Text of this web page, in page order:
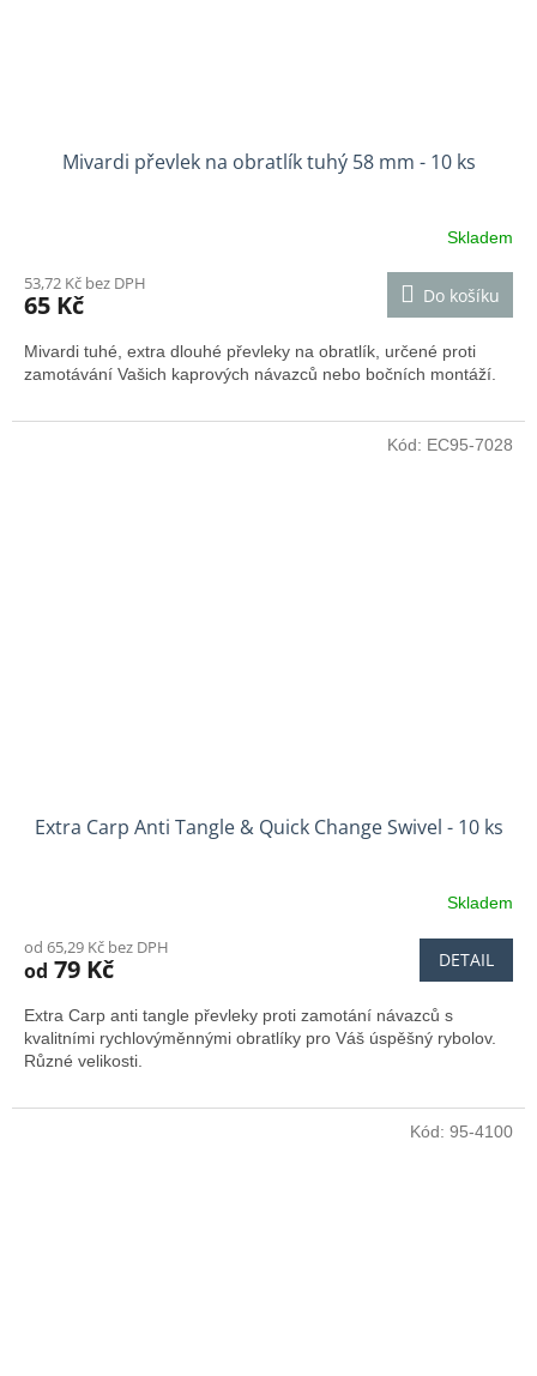
Mivardi převlek na obratlík tuhý 58 mm - 10 ks
Skladem
53,72 Kč bez DPH
65 Kč Do košíku
Mivardi tuhé, extra dlouhé převleky na obratlík, určené proti
zamotávání Vašich kaprových návazců nebo bočních montáží.
Extra Carp Anti Tangle & Quick Change Swivel - 10 ks
Skladem
od 65,29 Kč bez DPH
od 79 Kč DETAIL
Extra Carp anti tangle převleky proti zamotání návazců s
kvalitními rychlovýměnnými obratlíky pro Váš úspěšný rybolov.
Různé velikosti.
Kód: EC95-7028
Kód: 95-4100